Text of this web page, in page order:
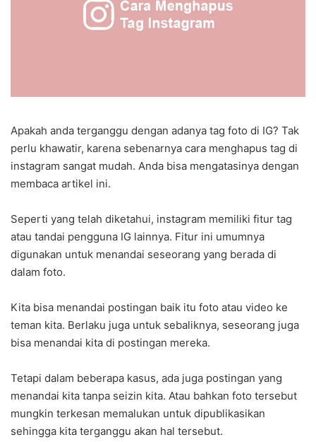
Apakah anda terganggu dengan adanya tag foto di IG? Tak
perlu khawatir, karena sebenarnya cara menghapus tag di
instagram sangat mudah. Anda bisa mengatasinya dengan
membaca artikel ini.
Seperti yang telah diketahui, instagram memiliki fitur tag
atau tandai pengguna IG lainnya. Fitur ini umumnya
digunakan untuk menandai seseorang yang berada di
dalam foto.
Kita bisa menandai postingan baik itu foto atau video ke
teman kita. Berlaku juga untuk sebaliknya, seseorang juga
bisa menandai kita di postingan mereka.
Tetapi dalam beberapa kasus, ada juga postingan yang
menandai kita tanpa seizin kita. Atau bahkan foto tersebut
mungkin terkesan memalukan untuk dipublikasikan
sehingga kita terganggu akan hal tersebut.